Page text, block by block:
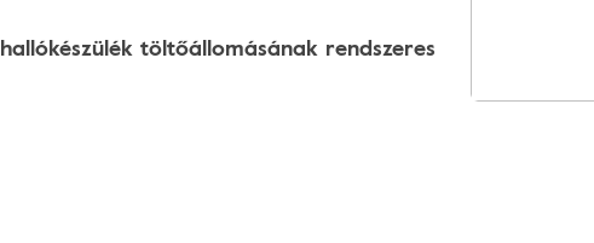
töltőállomásának rendszeres